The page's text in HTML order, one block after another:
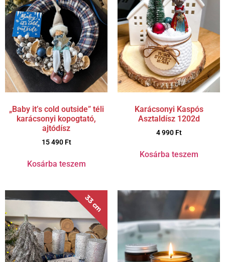
„Baby it’s cold outside” téli
karácsonyi kopogtató,
ajtódísz
15 490 Ft
Kosárba teszem
Karácsonyi Kaspós
Asztaldísz 1202d
4 990 Ft
Kosárba teszem
33 cm